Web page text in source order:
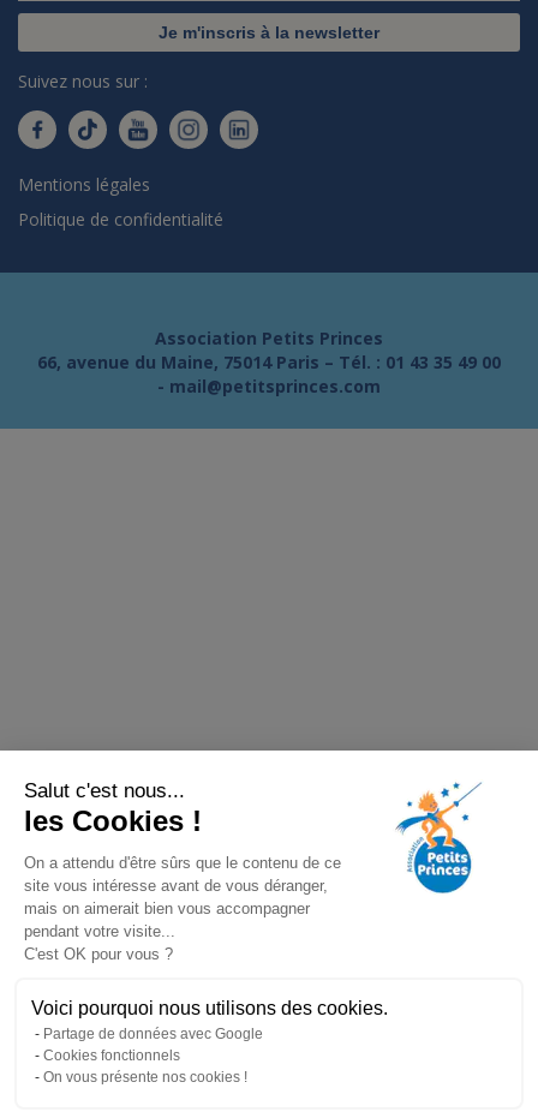
Salut c'est nous...
les Cookies !
On a attendu d'être sûrs que le contenu de ce
site vous intéresse avant de vous déranger,
mais on aimerait bien vous accompagner
pendant votre visite...
C'est OK pour vous ?
Voici pourquoi nous utilisons des cookies.
Partage de données avec Google
Cookies fonctionnels
On vous présente nos cookies !
Je m'inscris à la newsletter
Suivez nous sur :
Mentions légales
Politique de confidentialité
Association Petits Princes
66, avenue du Maine, 75014 Paris – Tél. : 01 43 35 49 00
- mail@petitsprinces.com